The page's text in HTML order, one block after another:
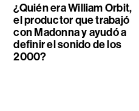
¿Quién era William Orbit,
el productor que trabajó
con Madonna y ayudó a
definir el sonido de los
2000?